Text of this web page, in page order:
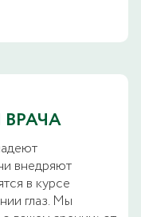
внедряют
в курсе
глаз. Мы